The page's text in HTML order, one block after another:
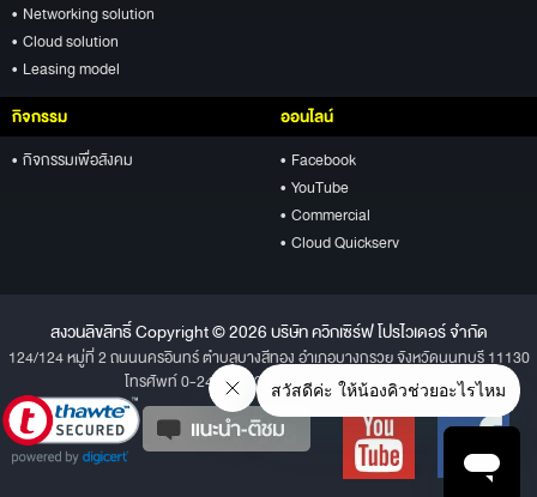
• Networking solution
• Cloud solution
• Leasing model
กิจกรรม
• กิจกรรมเพื่อสังคม
ออนไลน์
• Facebook
• YouTube
• Commercial
• Cloud Quickserv
สงวนลิขสิทธิ์ Copyright © 2026 บริษัท ควิกเซิร์ฟ โปรไวเดอร์ จำกัด
124/124 หมู่ที่ 2 ถนนนครอินทร์ ตำบลบางสีทอง อำเภอบางกรวย จังหวัดนนทบุรี 11130
โทรศัพท์ 0-2496-1234 โทรสาร 0-2496-1001